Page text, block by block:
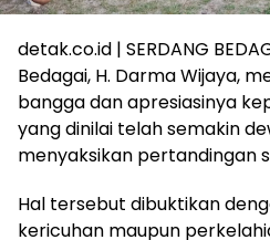
detak.co.id | SERDANG
Bedagai, H. Darma Wijaya,
bangga dan apresiasinya
yang dinilai telah semakin
menyaksikan pertandingan
Hal tersebut dibuktikan
kericuhan maupun